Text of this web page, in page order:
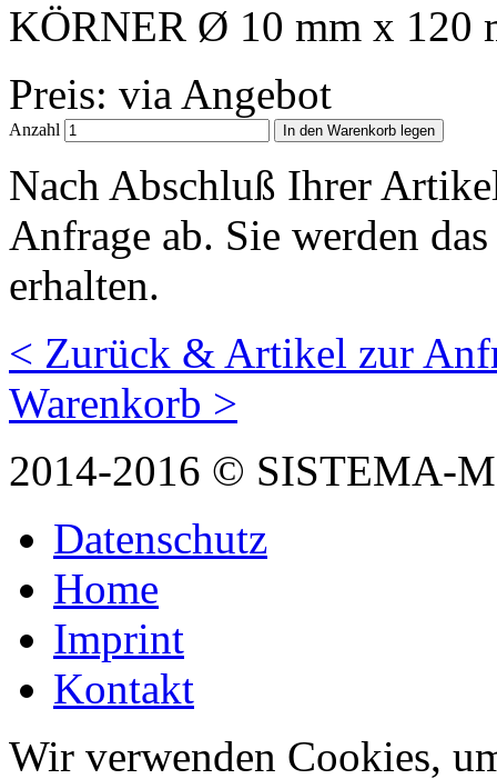
KÖRNER Ø 10 mm x 120
Preis: via Angebot
Anzahl
Nach Abschluß Ihrer
Anfrage ab. Sie werden
erhalten.
< Zurück & Artikel zur
Warenkorb >
2014-2016 © SISTEMA-
Datenschutz
Home
Imprint
Kontakt
Wir verwenden Cookies,